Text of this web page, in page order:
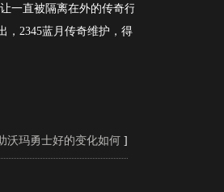
一直被隔离在外的传奇行
，2345蓝月传奇维护，得
沃玛勇士好的变化如何 ]